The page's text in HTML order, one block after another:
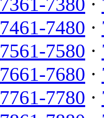
7461-7480 ·
7561-7580 ·
7661-7680 ·
7761-7780 ·